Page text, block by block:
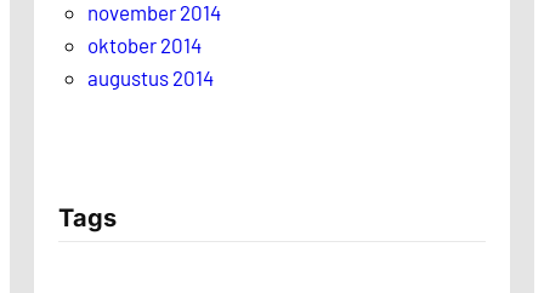
november 2014
oktober 2014
augustus 2014
Tags